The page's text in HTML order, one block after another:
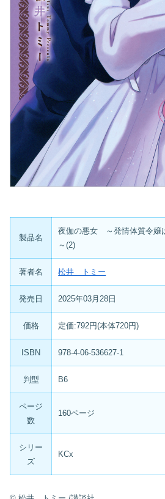
製品名
夜伽の悪女 ～発情体質令嬢
～(2)
著者名 松井 トミー
発売日 2025年03月28日
価格 定価:792円(本体720円)
ISBN 978-4-06-536627-1
判型 B6
ページ
数
160ページ
シリー
ズ
KCx